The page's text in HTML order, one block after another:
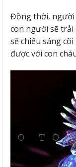
Đồng thời, người
con người sẽ trải
sẽ chiếu sáng
được với con